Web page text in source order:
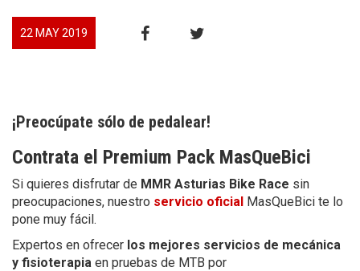
22 MAY 2019
¡Preocúpate sólo de pedalear!
Contrata el Premium Pack MasQueBici
Si quieres disfrutar de MMR Asturias Bike Race sin
preocupaciones, nuestro servicio oficial MasQueBici te lo
pone muy fácil.
Expertos en ofrecer los mejores servicios de mecánica
y fisioterapia en pruebas de MTB por